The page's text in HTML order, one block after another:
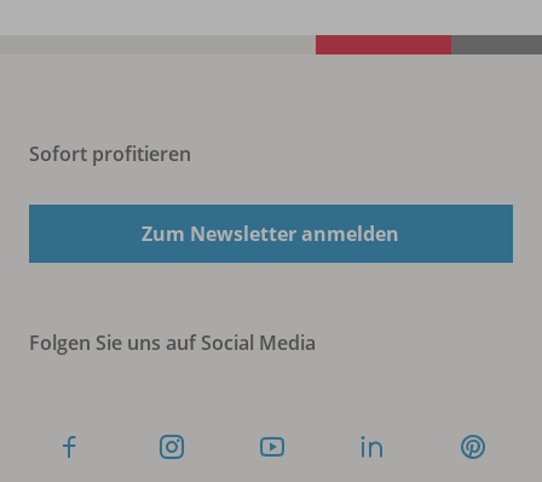
Sofort profitieren
Zum Newsletter anmelden
Folgen Sie uns auf Social Media